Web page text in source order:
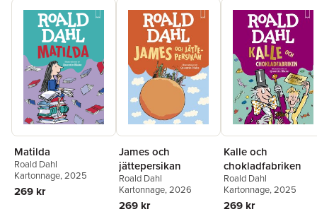
Matilda
Roald Dahl
Kartonnage, 2025
269 kr
James och
jättepersikan
Roald Dahl
Kartonnage, 2026
269 kr
Kalle och
chokladfabriken
Roald Dahl
Kartonnage, 2025
269 kr